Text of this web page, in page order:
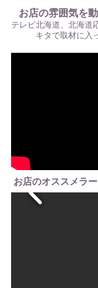
お店のオススメラ
お店の雰囲気を
テレビ北海道、北海道
キタで取材に入